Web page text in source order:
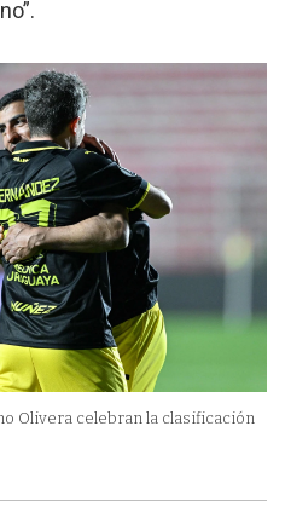
Olivera celebran la clasificación